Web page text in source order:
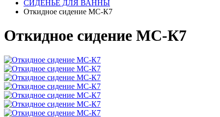
СИДЕНЬЕ ДЛЯ ВАННЫ
Откидное сидение МС-К7
Откидное сидение МС-К7